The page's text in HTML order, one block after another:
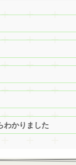
わかりました